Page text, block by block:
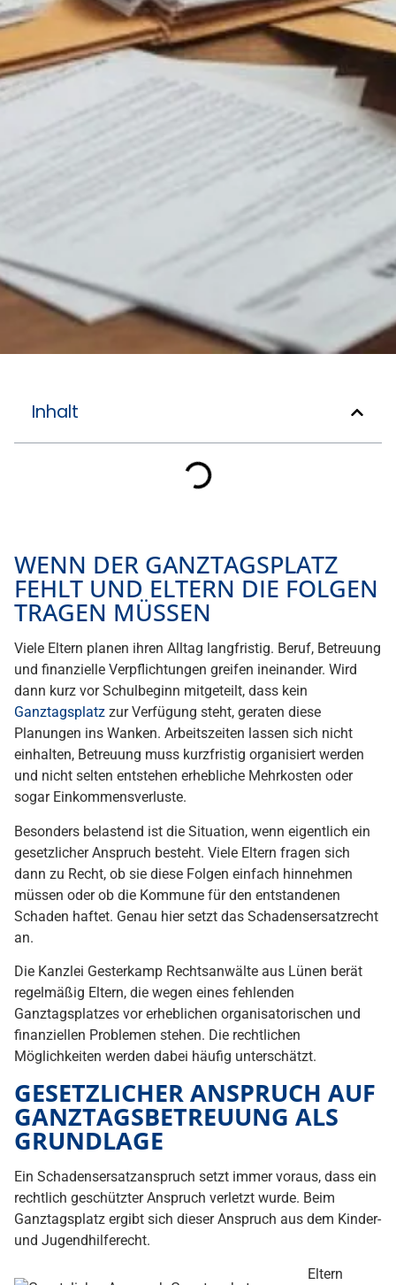
WENN DER GANZTAGSPLATZ
FEHLT UND ELTERN DIE FOLGEN
TRAGEN MÜSSEN
Viele Eltern planen ihren Alltag langfristig. Beruf, Betreuung
und finanzielle Verpflichtungen greifen ineinander. Wird
dann kurz vor Schulbeginn mitgeteilt, dass kein
Ganztagsplatz zur Verfügung steht, geraten diese
Planungen ins Wanken. Arbeitszeiten lassen sich nicht
einhalten, Betreuung muss kurzfristig organisiert werden
und nicht selten entstehen erhebliche Mehrkosten oder
sogar Einkommensverluste.
Besonders belastend ist die Situation, wenn eigentlich ein
gesetzlicher Anspruch besteht. Viele Eltern fragen sich
dann zu Recht, ob sie diese Folgen einfach hinnehmen
müssen oder ob die Kommune für den entstandenen
Schaden haftet. Genau hier setzt das Schadensersatzrecht
an.
Die Kanzlei Gesterkamp Rechtsanwälte aus Lünen berät
regelmäßig Eltern, die wegen eines fehlenden
Ganztagsplatzes vor erheblichen organisatorischen und
finanziellen Problemen stehen. Die rechtlichen
Möglichkeiten werden dabei häufig unterschätzt.
GESETZLICHER ANSPRUCH AUF
GANZTAGSBETREUUNG ALS
GRUNDLAGE
Ein Schadensersatzanspruch setzt immer voraus, dass ein
rechtlich geschützter Anspruch verletzt wurde. Beim
Ganztagsplatz ergibt sich dieser Anspruch aus dem Kinder-
und Jugendhilferecht.
Eltern
Inhalt